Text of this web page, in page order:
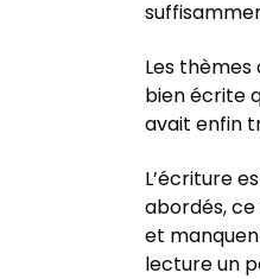
Les
bien écrite
avait enfin
L’écriture
abordés,
et
lecture un